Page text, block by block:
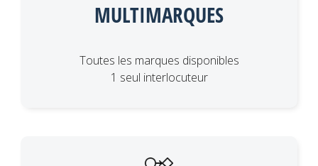
MULTIMARQUES
Toutes les marques disponibles
1 seul interlocuteur